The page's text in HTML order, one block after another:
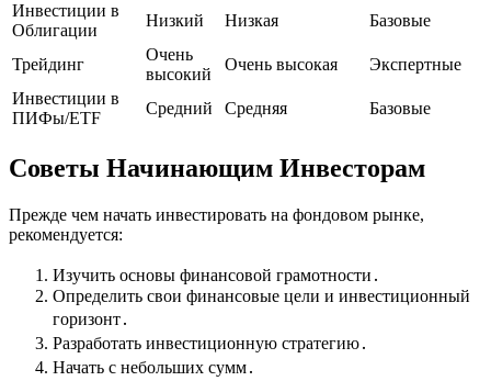
Инвестиции в
Облигации
Низкий Низкая Базовые
Трейдинг
Очень
высокий
Очень высокая
Экспертные
Инвестиции в
ПИФы/ETF
Средний Средняя Базовые
Советы Начинающим Инвесторам
Прежде чем начать инвестировать на фондовом рынке,
рекомендуется:
Изучить основы финансовой грамотности․
Определить свои финансовые цели и инвестиционный
горизонт․
Разработать инвестиционную стратегию․
Начать с небольших сумм․